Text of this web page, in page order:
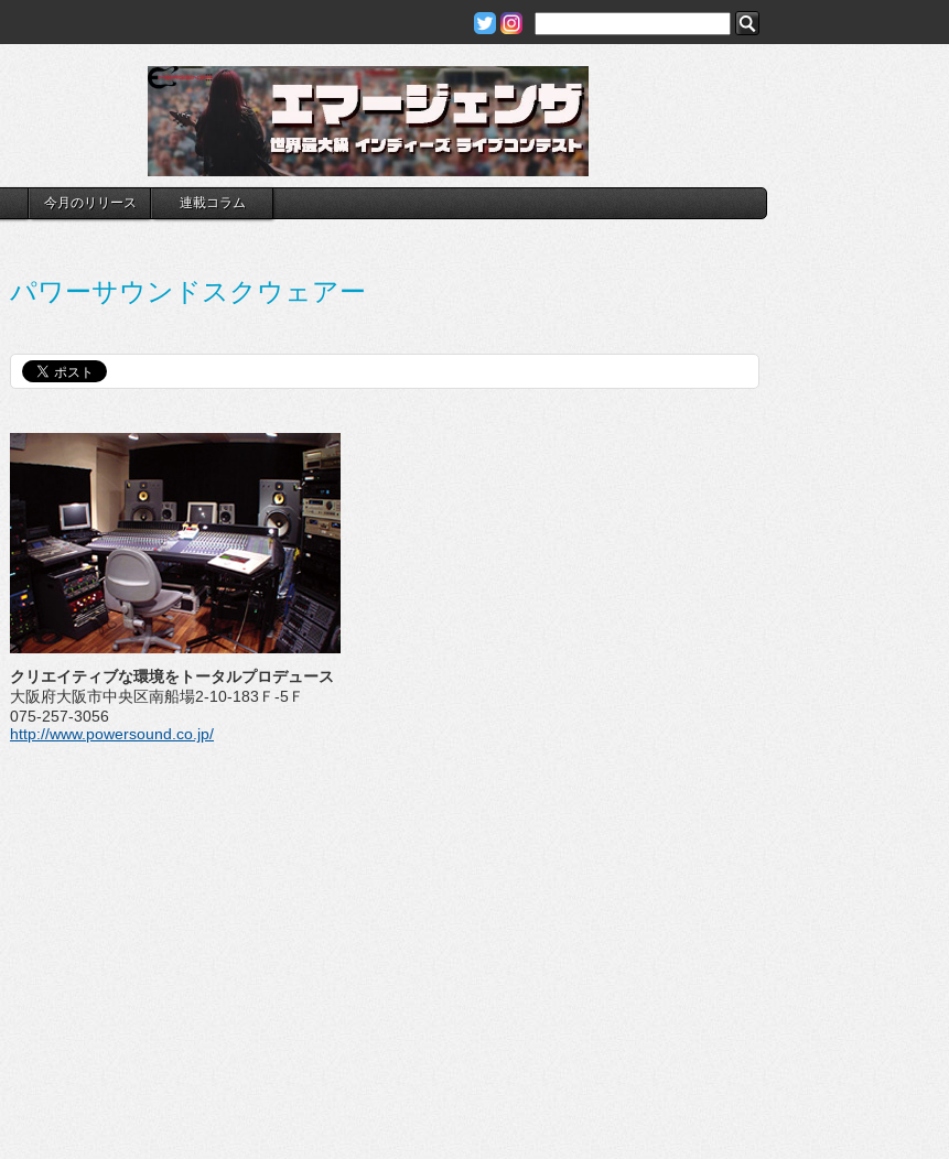
今月のリリース 連載コラム
パワーサウンドスクウェアー
クリエイティブな環境をトータルプロデュース
大阪府大阪市中央区南船場2-10-183Ｆ-5Ｆ
075-257-3056
http://www.powersound.co.jp/